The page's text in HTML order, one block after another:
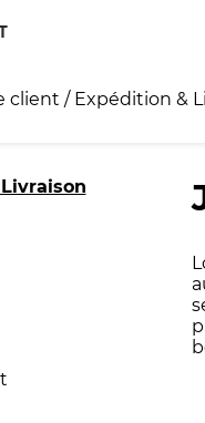
client / Expédition &